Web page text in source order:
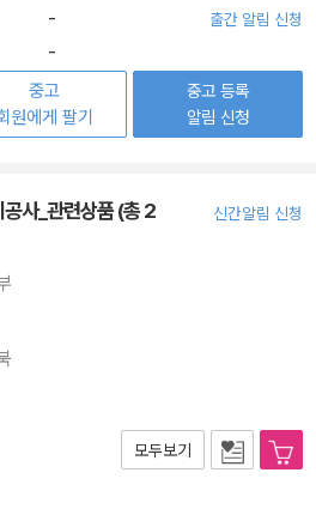
- 출간 알림 신청
-
중고
원에게 팔기
중고 등록
알림 신청
사_관련상품 (총 2
신간알림 신청
모두보기